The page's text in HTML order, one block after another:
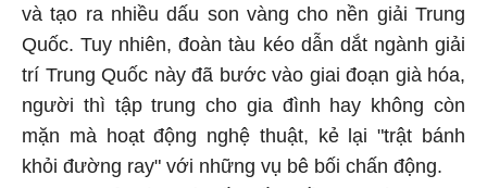
và tạo ra nhiều dấu son vàng cho nền giải Trung
Quốc. Tuy nhiên, đoàn tàu kéo dẫn dắt ngành giải
trí Trung Quốc này đã bước vào giai đoạn già hóa,
người thì tập trung cho gia đình hay không còn
mặn mà hoạt động nghệ thuật, kẻ lại "trật bánh
khỏi đường ray" với những vụ bê bối chấn động.